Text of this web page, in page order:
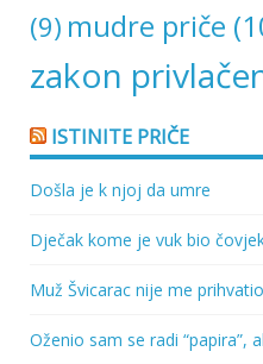
(9) mudre priče
zakon
ISTINITE PRIČE
Došla je k njoj da umre
Dječak kome je vuk bio
Muž Švicarac nije me prihvatio
Oženio sam se radi “papira”,